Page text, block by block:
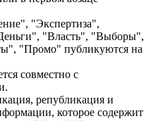
"Экспертиза",
"Власть", "Выборы",
"Промо" публикуются на
совместно с
републикация и
которое содержит